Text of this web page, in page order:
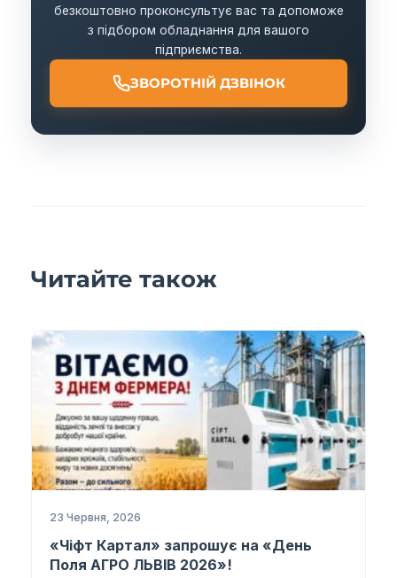
безкоштовно проконсультує вас та допоможе
з підбором обладнання для вашого
підприємства.
ЗВОРОТНІЙ ДЗВІНОК
Читайте також
23 Червня, 2026
«Чіфт Картал» запрошує на «День
Поля АГРО ЛЬВІВ 2026»!